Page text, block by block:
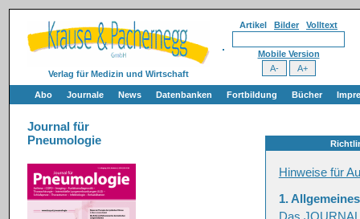
Verlag für Medizin und Wirtschaft
Artikel Bilder Volltext
Mobile Version
Abo Journale News Datenbanken Fortbildung Bücher
Journal für
Pneumologie
Hinweise für
1. Allgemeines
Das